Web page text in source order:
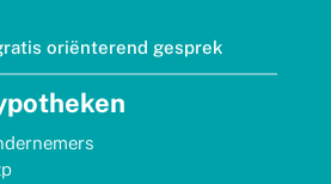
oriënterend gesprek